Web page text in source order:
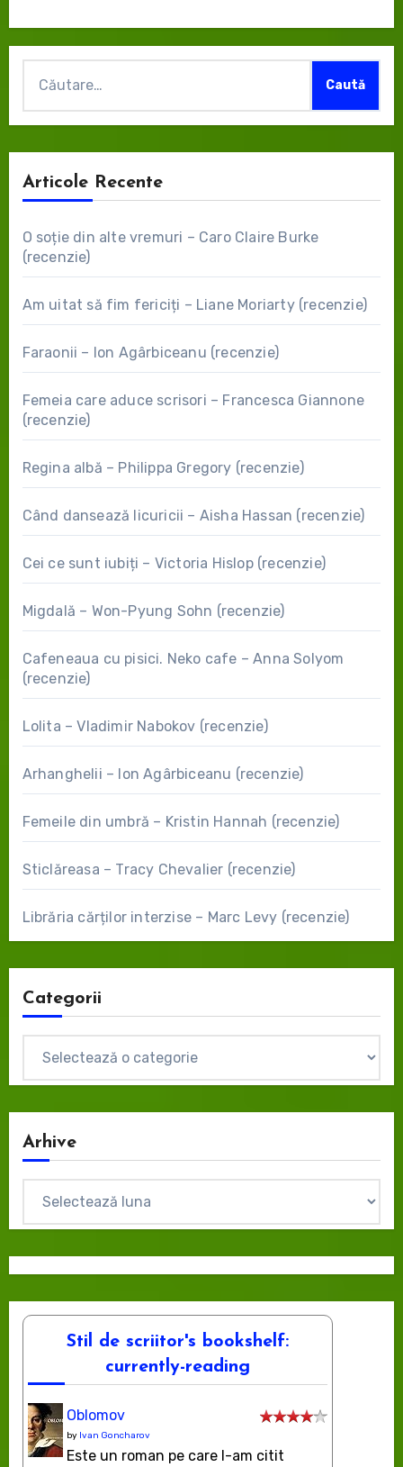
după:
Articole Recente
O soție din alte vremuri – Caro Claire Burke
(recenzie)
Am uitat să fim fericiți – Liane Moriarty (recenzie)
Faraonii – Ion Agârbiceanu (recenzie)
Femeia care aduce scrisori – Francesca Giannone
(recenzie)
Regina albă – Philippa Gregory (recenzie)
Când dansează licuricii – Aisha Hassan (recenzie)
Cei ce sunt iubiți – Victoria Hislop (recenzie)
Migdală – Won-Pyung Sohn (recenzie)
Cafeneaua cu pisici. Neko cafe – Anna Solyom
(recenzie)
Lolita – Vladimir Nabokov (recenzie)
Arhanghelii – Ion Agârbiceanu (recenzie)
Femeile din umbră – Kristin Hannah (recenzie)
Sticlăreasa – Tracy Chevalier (recenzie)
Librăria cărților interzise – Marc Levy (recenzie)
Categorii
Arhive
Stil de scriitor's bookshelf:
currently-reading
Oblomov
by Ivan Goncharov
Este un roman pe care l-am citit